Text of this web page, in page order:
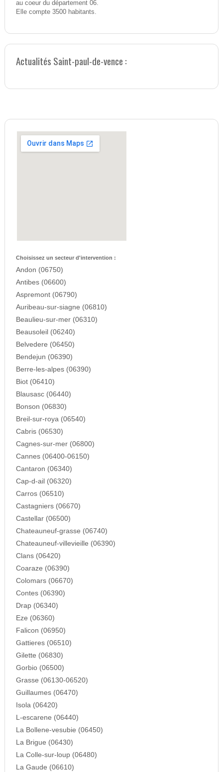
au coeur du département 06.
Elle compte 3500 habitants.
Actualités Saint-paul-de-vence :
Choisissez un secteur d'intervention :
Andon (06750)
Antibes (06600)
Aspremont (06790)
Auribeau-sur-siagne (06810)
Beaulieu-sur-mer (06310)
Beausoleil (06240)
Belvedere (06450)
Bendejun (06390)
Berre-les-alpes (06390)
Biot (06410)
Blausasc (06440)
Bonson (06830)
Breil-sur-roya (06540)
Cabris (06530)
Cagnes-sur-mer (06800)
Cannes (06400-06150)
Cantaron (06340)
Cap-d-ail (06320)
Carros (06510)
Castagniers (06670)
Castellar (06500)
Chateauneuf-grasse (06740)
Chateauneuf-villevieille (06390)
Clans (06420)
Coaraze (06390)
Colomars (06670)
Contes (06390)
Drap (06340)
Eze (06360)
Falicon (06950)
Gattieres (06510)
Gilette (06830)
Gorbio (06500)
Grasse (06130-06520)
Guillaumes (06470)
Isola (06420)
L-escarene (06440)
La Bollene-vesubie (06450)
La Brigue (06430)
La Colle-sur-loup (06480)
La Gaude (06610)